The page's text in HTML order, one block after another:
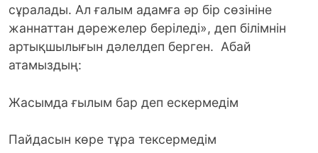
сұралады. Ал ғалым адамға әр бір сөзініне
жаннаттан дәрежелер беріледі», деп білімнін
артықшылығын дәлелдеп берген. Абай
атамыздың:
Жасымда ғылым бар деп ескермедім
Пайдасын көре тұра тексермедім